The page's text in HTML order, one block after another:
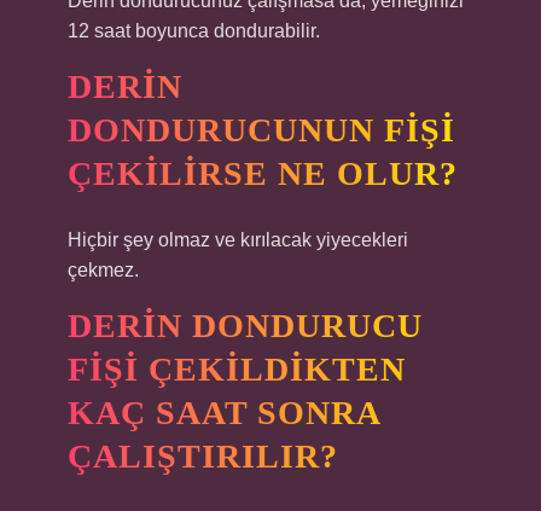
12 saat boyunca dondurabilir.
DERIN
DONDURUCUNUN FIŞI
ÇEKILIRSE NE OLUR?
Hiçbir şey olmaz ve kırılacak yiyecekleri
çekmez.
DERIN DONDURUCU
FIŞI ÇEKILDIKTEN
KAÇ SAAT SONRA
ÇALIŞTIRILIR?